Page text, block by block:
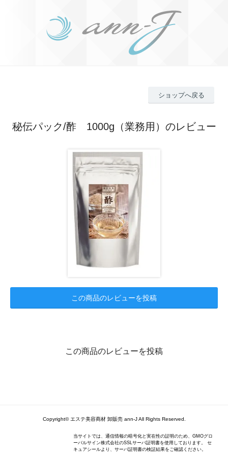
ショップへ戻る
秘伝パック/酢 1000g（業務用）のレビュー
この商品のレビューを投稿
この商品のレビューを投稿
Copyright© エステ美容商材 卸販売 ann-J All Rights Reserved.
当サイトでは、通信情報の暗号化と実在性の証明のため、GMOグロ
ーバルサイン株式会社のSSLサーバ証明書を使用しております。 セ
キュアシールより、サーバ証明書の検証結果をご確認ください。